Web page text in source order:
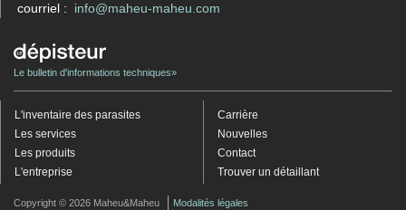
L'inventaire des parasites
Les services
Les produits
L'entreprise
Carrière
Nouvelles
Contact
Trouver un détaillant
Le bulletin d'informations techniques»
courriel : info@maheu-maheu.com
Copyright © 2026 Maheu&Maheu Modalités légales